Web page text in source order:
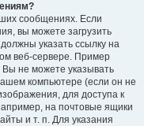
сообщениях. Если
вы можете загрузить
указать ссылку на
веб-сервере. Пример
Вы не можете указывать
компьютере (если он не
для доступа к
на почтовые ящики
и т. п. Для указания